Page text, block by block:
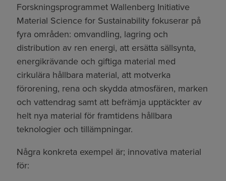
Forskningsprogrammet Wallenberg Initiative
Material Science for Sustainability fokuserar på
fyra områden: omvandling, lagring och
distribution av ren energi, att ersätta sällsynta,
energikrävande och giftiga material med
cirkulära hållbara material, att motverka
förorening, rena och skydda atmosfären, marken
och vattendrag samt att befrämja upptäckter av
helt nya material för framtidens hållbara
teknologier och tillämpningar.
Några konkreta exempel är; innovativa material
för: